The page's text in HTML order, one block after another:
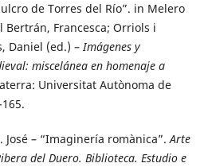
de Torres del Río”. in Melero
Bertrán, Francesca; Orriols i
Daniel (ed.) –Imágenes y
miscelánea en homenaje a
Universitat Autònoma de
José – “Imaginería romànica”.Arte
del Duero. Biblioteca. Estudio e